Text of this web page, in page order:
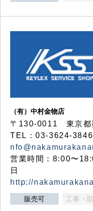
（有）中村金物店
〒130-0011 東京都
TEL：03-3624-
営業時間：8:00〜
日
http://
販売可 工事・